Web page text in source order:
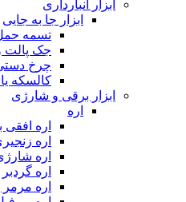
ابزار انبارداری
ابزار جا به جایی
تسمه حمل
جک پالت
چرخ
کالسکه
ابزار برقی و شارژی
اره
اره افقی
اره
اره
اره گردبر
اره مرمر